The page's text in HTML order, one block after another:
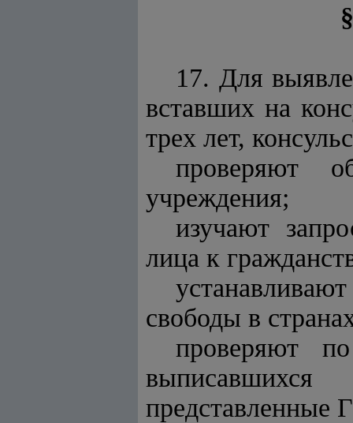
17. Для
вставших на
трех лет,
проверяют
учреждения;
изучают
лица к
свободы в
проверяют